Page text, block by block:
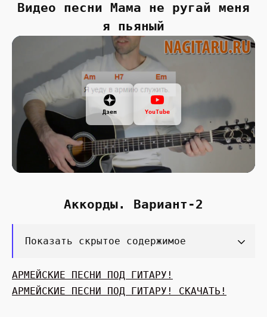
Видео песни Мама не ругай меня
я пьяный
Дзен YouTube
Аккорды. Вариант-2
Показать скрытое содержимое
АРМЕЙСКИЕ ПЕСНИ ПОД ГИТАРУ!
АРМЕЙСКИЕ ПЕСНИ ПОД ГИТАРУ! СКАЧАТЬ!